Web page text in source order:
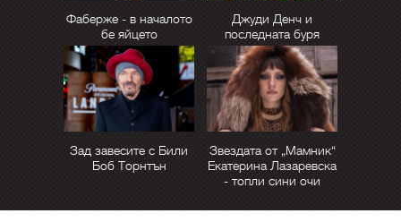
Фаберже - в началото
бе яйцето
Джуди Денч и
последната буря
Зад завесите с Били
Боб Торнтън
Звездата от „Мамник“
Екатерина Лазаревска
- топли сини очи